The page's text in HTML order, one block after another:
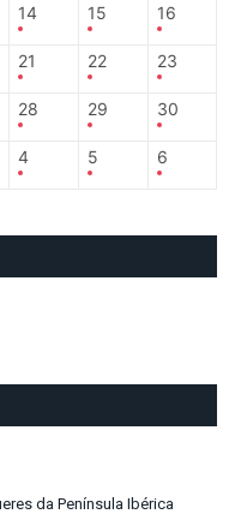
14 15 16
21 22 23
28 29 30
4 5 6
da Península Ibérica